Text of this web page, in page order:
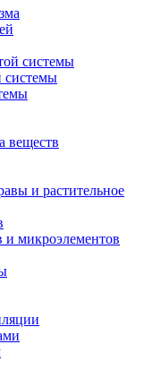
системы
системы
веществ
и растительное
микроэлементов